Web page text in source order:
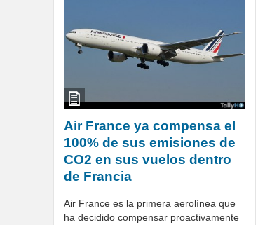
Air France ya compensa el
100% de sus emisiones de
CO2 en sus vuelos dentro
de Francia
Air France es la primera aerolínea que
ha decidido compensar proactivamente